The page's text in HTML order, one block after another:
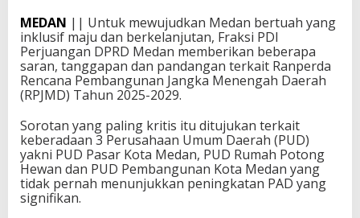
MEDAN || Untuk mewujudkan Medan bertuah yang
inklusif maju dan berkelanjutan, Fraksi PDI
Perjuangan DPRD Medan memberikan beberapa
saran, tanggapan dan pandangan terkait Ranperda
Rencana Pembangunan Jangka Menengah Daerah
(RPJMD) Tahun 2025-2029.
Sorotan yang paling kritis itu ditujukan terkait
keberadaan 3 Perusahaan Umum Daerah (PUD)
yakni PUD Pasar Kota Medan, PUD Rumah Potong
Hewan dan PUD Pembangunan Kota Medan yang
tidak pernah menunjukkan peningkatan PAD yang
signifikan.